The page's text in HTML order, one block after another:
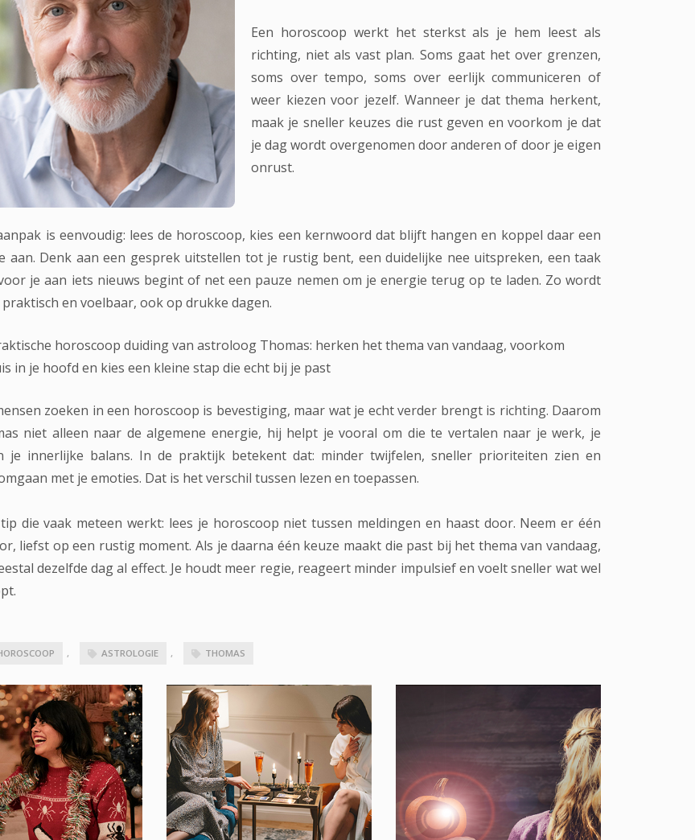
Een horoscoop werkt het sterkst als je hem leest als
richting, niet als vast plan. Soms gaat het over grenzen,
soms over tempo, soms over eerlijk communiceren of
weer kiezen voor jezelf. Wanneer je dat thema herkent,
maak je sneller keuzes die rust geven en voorkom je dat
je dag wordt overgenomen door anderen of door je eigen
onrust.
is eenvoudig: lees de horoscoop, kies een kernwoord dat blijft hangen en koppel daar een
aan. Denk aan een gesprek uitstellen tot je rustig bent, een duidelijke nee uitspreken, een taak
je aan iets nieuws begint of net een pauze nemen om je energie terug op te laden. Zo wordt
en voelbaar, ook op drukke dagen.
horoscoop duiding van astroloog Thomas: herken het thema van vandaag, voorkom
in je hoofd en kies een kleine stap die echt bij je past
zoeken in een horoscoop is bevestiging, maar wat je echt verder brengt is richting. Daarom
niet alleen naar de algemene energie, hij helpt je vooral om die te vertalen naar je werk, je
je innerlijke balans. In de praktijk betekent dat: minder twijfelen, sneller prioriteiten zien en
met je emoties. Dat is het verschil tussen lezen en toepassen.
die vaak meteen werkt: lees je horoscoop niet tussen meldingen en haast door. Neem er één
liefst op een rustig moment. Als je daarna één keuze maakt die past bij het thema van vandaag,
dezelfde dag al effect. Je houdt meer regie, reageert minder impulsief en voelt sneller wat wel
, ASTROLOGIE , THOMAS